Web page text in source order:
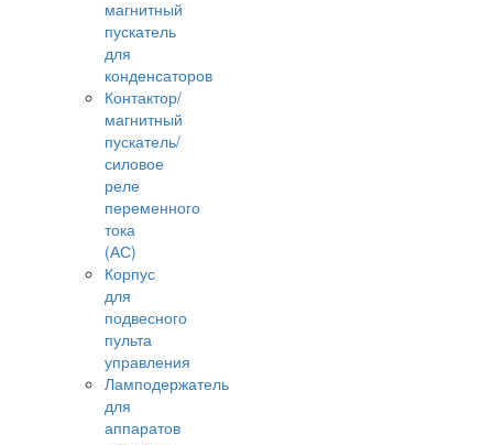
магнитный
пускатель
для
конденсаторов
Контактор/
магнитный
пускатель/
силовое
реле
переменного
тока
(АС)
Корпус
для
подвесного
пульта
управления
Ламподержатель
для
аппаратов